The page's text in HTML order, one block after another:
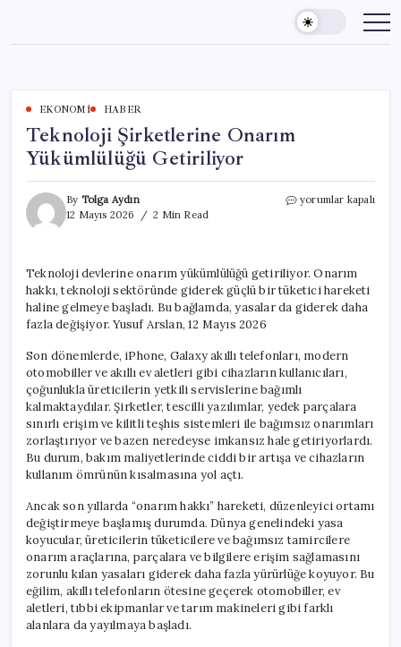
content
EKONOMI HABER
Teknoloji Şirketlerine Onarım
Yükümlülüğü Getiriliyor
By Tolga Aydın
12 Mayıs 2026
2 Min Read
Teknoloji
için
yorumlar kapalı
Teknoloji devlerine onarım yükümlülüğü getiriliyor. Onarım
hakkı, teknoloji sektöründe giderek güçlü bir tüketici hareketi
haline gelmeye başladı. Bu bağlamda, yasalar da giderek daha
fazla değişiyor. Yusuf Arslan, 12 Mayıs 2026
Son dönemlerde, iPhone, Galaxy akıllı telefonları, modern
otomobiller ve akıllı ev aletleri gibi cihazların kullanıcıları,
çoğunlukla üreticilerin yetkili servislerine bağımlı
kalmaktaydılar. Şirketler, tescilli yazılımlar, yedek parçalara
sınırlı erişim ve kilitli teşhis sistemleri ile bağımsız onarımları
zorlaştırıyor ve bazen neredeyse imkansız hale getiriyorlardı.
Bu durum, bakım maliyetlerinde ciddi bir artışa ve cihazların
kullanım ömrünün kısalmasına yol açtı.
Ancak son yıllarda “onarım hakkı” hareketi, düzenleyici ortamı
değiştirmeye başlamış durumda. Dünya genelindeki yasa
koyucular, üreticilerin tüketicilere ve bağımsız tamircilere
onarım araçlarına, parçalara ve bilgilere erişim sağlamasını
zorunlu kılan yasaları giderek daha fazla yürürlüğe koyuyor. Bu
eğilim, akıllı telefonların ötesine geçerek otomobiller, ev
aletleri, tıbbi ekipmanlar ve tarım makineleri gibi farklı
alanlara da yayılmaya başladı.